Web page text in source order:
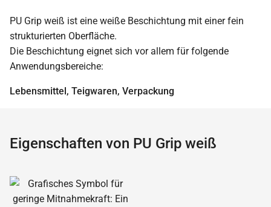
PU Grip weiß ist eine weiße Beschichtung mit einer fein
strukturierten Oberfläche.
Die Beschichtung eignet sich vor allem für folgende
Anwendungsbereiche:
Lebensmittel, Teigwaren, Verpackung
Eigenschaften von PU Grip weiß